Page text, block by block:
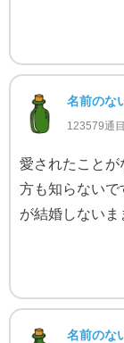
名前のな
123579通
愛されたことが
方も知らない
が結婚しない
名前のな